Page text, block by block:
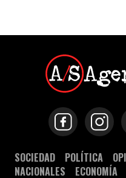
SOCIEDAD POLÍTICA
NACIONALES
ECONOMÍA